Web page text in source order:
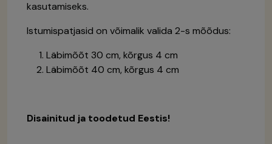
kasutamiseks.
Istumispatjasid on võimalik valida 2-s mõõdus:
Läbimõõt 30 cm, kõrgus 4 cm
Läbimõõt 40 cm, kõrgus 4 cm
Disainitud ja toodetud Eestis!